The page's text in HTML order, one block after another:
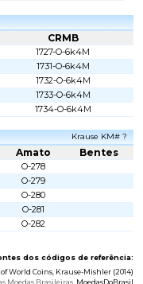
CRMB
1727-O-6k4M
1731-O-6k4M
1732-O-6k4M
1733-O-6k4M
1734-O-6k4M
Krause KM# ?
Amato Bentes
O-278
O-279
O-280
O-281
O-282
dos códigos de referência:
World Coins , Krause-Mishler (2014)
Moedas Brasileiras , MoedasDoBrasil